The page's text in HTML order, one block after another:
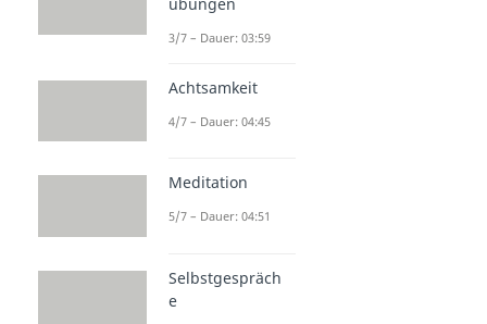
3/7 – Dauer: 03:59
Achtsamkeit
4/7 – Dauer: 04:45
Meditation
5/7 – Dauer: 04:51
Selbstgespräch
e